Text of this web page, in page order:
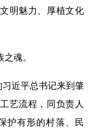
明魅力、厚植文化
魂。
近平总书记来到肇
艺流程，同负责人
护有形的村落、民